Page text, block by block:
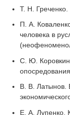
Т. Н.
П. А.
человека в
С. Ю.
В. В. Латынов.
Е. А. Лупенко.